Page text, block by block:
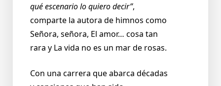
qué escenario lo quiero decir”,
comparte la autora de himnos como
Señora, señora, El amor… cosa tan
rara y La vida no es un mar de rosas.
Con una carrera que abarca décadas